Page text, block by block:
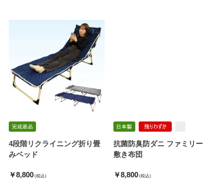
4段階リクライニング折り畳
みベッド
￥8,800 (税込)
抗菌防臭防ダニ ファミリー
敷き布団
￥8,800 (税込)